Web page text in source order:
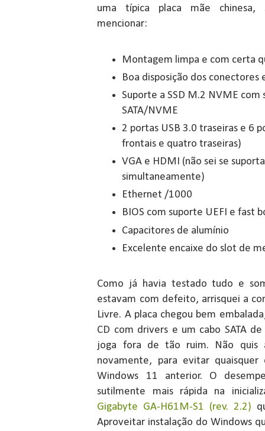
uma típica placa mãe chinesa,
mencionar:
Montagem limpa e com certa
Boa disposição dos conectores
Suporte a SSD M.2 NVME com
SATA/NVME
2 portas USB 3.0 traseiras e 6
frontais e quatro traseiras)
VGA e HDMI (não sei se
simultaneamente)
Ethernet /1000
BIOS com suporte UEFI e fast
Capacitores de alumínio
Excelente encaixe do slot de
Como já havia testado tudo e
estavam com defeito, arrisquei a
Livre. A placa chegou bem
CD com drivers e um cabo SATA
joga fora de tão ruim. Não quis
novamente, para evitar
Windows 11 anterior. O
sutilmente mais rápida na
Gigabyte GA-H61M-S1 (rev. 2.2)
Aproveitar instalação do Windows